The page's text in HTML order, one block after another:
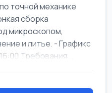
точной механике
сборка
микроскопом,
и литье. - Графикс
Требования...